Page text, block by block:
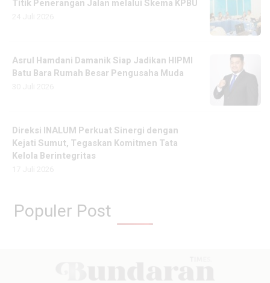
Titik Penerangan Jalan melalui Skema KPBU
Asrul Hamdani Damanik Siap Jadikan HIPMI
Batu Bara Rumah Besar Pengusaha Muda
Direksi INALUM Perkuat Sinergi dengan
Kejati Sumut, Tegaskan Komitmen Tata
Kelola Berintegritas
Populer Post